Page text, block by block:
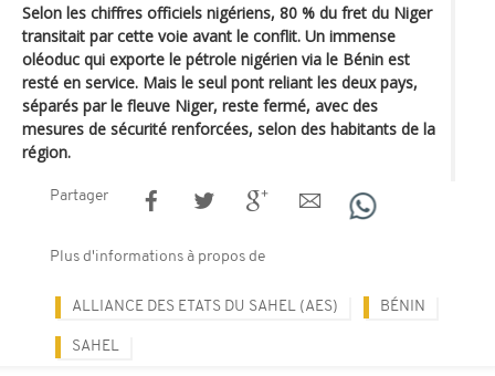
Selon les chiffres officiels nigériens, 80 % du fret du Niger
transitait par cette voie avant le conflit. Un immense
oléoduc qui exporte le pétrole nigérien via le Bénin est
resté en service. Mais le seul pont reliant les deux pays,
séparés par le fleuve Niger, reste fermé, avec des
mesures de sécurité renforcées, selon des habitants de la
région.
Partager
Plus d'informations à propos de
ALLIANCE DES ETATS DU SAHEL (AES) BÉNIN
SAHEL